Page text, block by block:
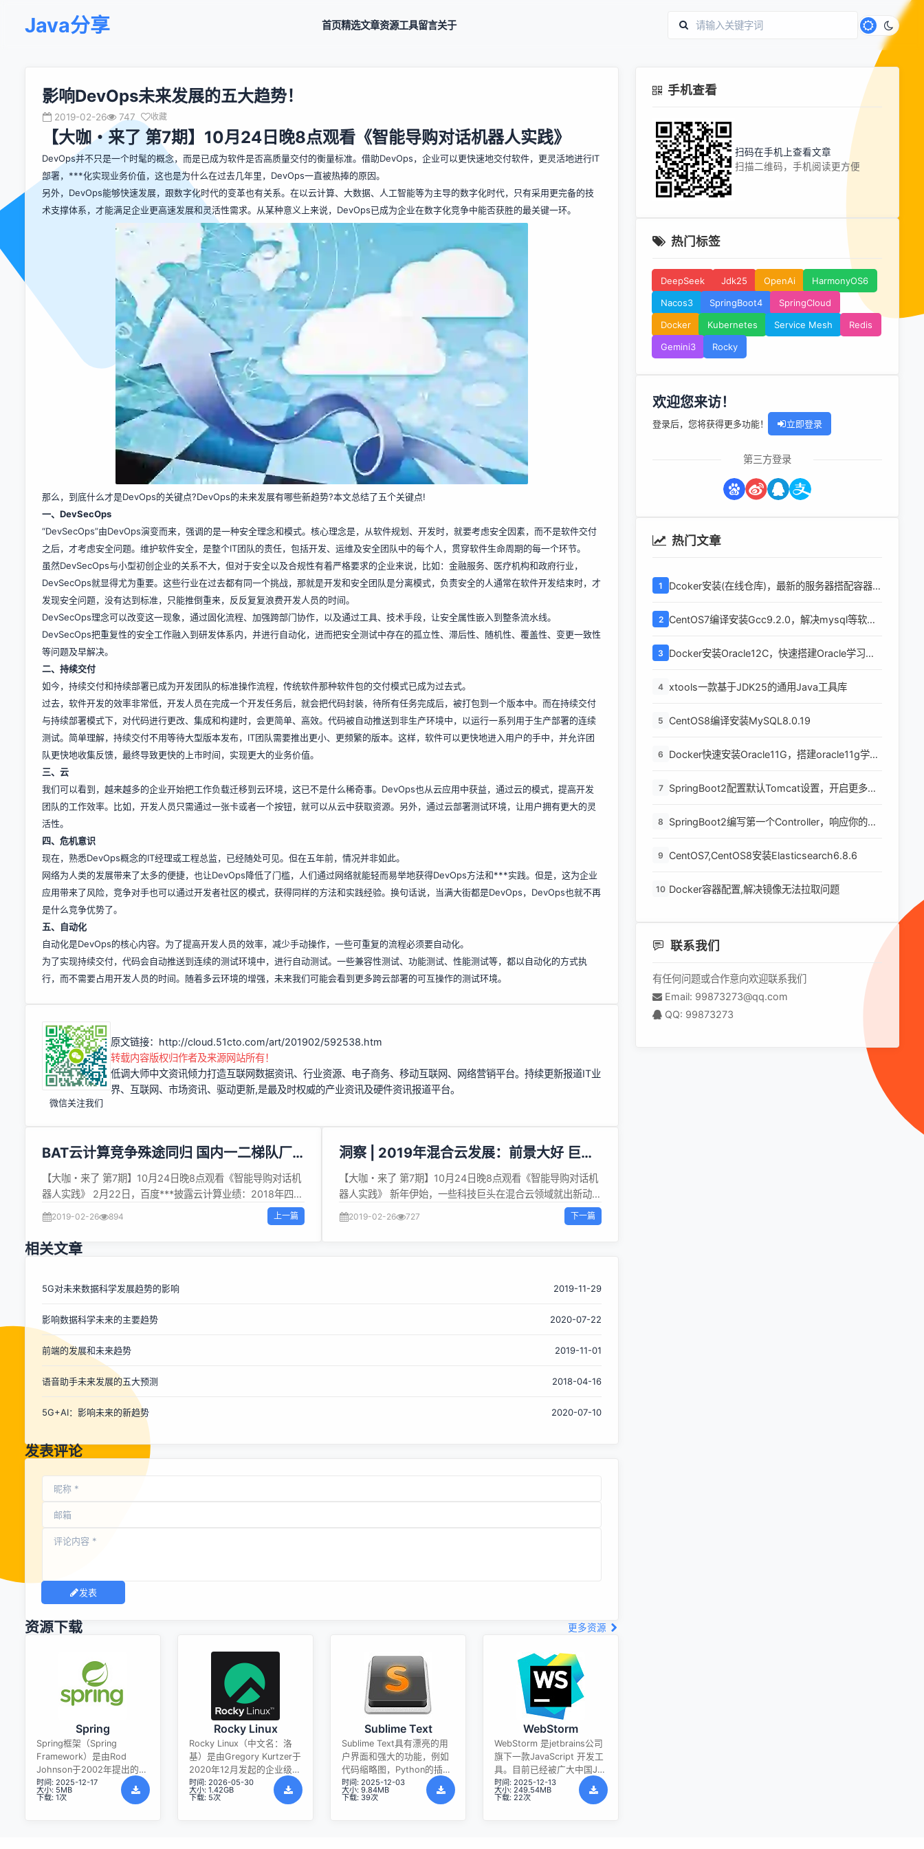
Java分享 首页精选文章资源工具留言关于
影响DevOps未来发展的五大趋势！
2019-02-26 747 收藏
【大咖・来了 第7期】10月24日晚8点观看《智能导购对话机器人实践》
DevOps并不只是一个时髦的概念，而是已成为软件是否高质量交付的衡量标准。借助DevOps，企业可以更快速地交付软件，更灵活地进行IT
部署，***化实现业务价值，这也是为什么在过去几年里，DevOps一直被热捧的原因。
另外，DevOps能够快速发展，跟数字化时代的变革也有关系。在以云计算、大数据、人工智能等为主导的数字化时代，只有采用更完备的技
术支撑体系，才能满足企业更高速发展和灵活性需求。从某种意义上来说，DevOps已成为企业在数字化竞争中能否获胜的最关键一环。
那么，到底什么才是DevOps的关键点?DevOps的未来发展有哪些新趋势?本文总结了五个关键点!
一、DevSecOps
“DevSecOps”由DevOps演变而来，强调的是一种安全理念和模式。核心理念是，从软件规划、开发时，就要考虑安全因素，而不是软件交付
之后，才考虑安全问题。维护软件安全，是整个IT团队的责任，包括开发、运维及安全团队中的每个人，贯穿软件生命周期的每一个环节。
虽然DevSecOps与小型初创企业的关系不大，但对于安全以及合规性有着严格要求的企业来说，比如：金融服务、医疗机构和政府行业，
DevSecOps就显得尤为重要。这些行业在过去都有同一个挑战，那就是开发和安全团队是分离模式，负责安全的人通常在软件开发结束时，才
发现安全问题，没有达到标准，只能推倒重来，反反复复浪费开发人员的时间。
DevSecOps理念可以改变这一现象，通过固化流程、加强跨部门协作，以及通过工具、技术手段，让安全属性嵌入到整条流水线。
DevSecOps把重复性的安全工作融入到研发体系内，并进行自动化，进而把安全测试中存在的孤立性、滞后性、随机性、覆盖性、变更一致性
等问题及早解决。
二、持续交付
如今，持续交付和持续部署已成为开发团队的标准操作流程，传统软件那种软件包的交付模式已成为过去式。
过去，软件开发的效率非常低，开发人员在完成一个开发任务后，就会把代码封装，待所有任务完成后，被打包到一个版本中。而在持续交付
与持续部署模式下，对代码进行更改、集成和构建时，会更简单、高效。代码被自动推送到非生产环境中，以运行一系列用于生产部署的连续
测试。简单理解，持续交付不用等待大型版本发布，IT团队需要推出更小、更频繁的版本。这样，软件可以更快地进入用户的手中，并允许团
队更快地收集反馈，最终导致更快的上市时间，实现更大的业务价值。
三、云
我们可以看到，越来越多的企业开始把工作负载迁移到云环境，这已不是什么稀奇事。DevOps也从云应用中获益，通过云的模式，提高开发
团队的工作效率。比如，开发人员只需通过一张卡或者一个按钮，就可以从云中获取资源。另外，通过云部署测试环境，让用户拥有更大的灵
活性。
四、危机意识
现在，熟悉DevOps概念的IT经理或工程总监，已经随处可见。但在五年前，情况并非如此。
网络为人类的发展带来了太多的便捷，也让DevOps降低了门槛，人们通过网络就能轻而易举地获得DevOps方法和***实践。但是，这为企业
应用带来了风险，竞争对手也可以通过开发者社区的模式，获得同样的方法和实践经验。换句话说，当满大街都是DevOps，DevOps也就不再
是什么竞争优势了。
五、自动化
自动化是DevOps的核心内容。为了提高开发人员的效率，减少手动操作，一些可重复的流程必须要自动化。
为了实现持续交付，代码会自动推送到连续的测试环境中，进行自动测试。一些兼容性测试、功能测试、性能测试等，都以自动化的方式执
行，而不需要占用开发人员的时间。随着多云环境的增强，未来我们可能会看到更多跨云部署的可互操作的测试环境。
微信关注我们
原文链接： http://cloud.51cto.com/art/201902/592538.htm
转载内容版权归作者及来源网站所有！
低调大师中文资讯倾力打造互联网数据资讯、行业资源、电子商务、移动互联网、网络营销平台。持续更新报道IT业
界、互联网、市场资讯、驱动更新,是最及时权威的产业资讯及硬件资讯报道平台。
BAT云计算竞争殊途同归 国内一二梯队厂
商差距明显
【大咖・来了 第7期】10月24日晚8点观看《智能导购对话机
器人实践》 2月22日，百度***披露云计算业绩：2018年四季
度营收11亿元，同比增长超过100%，这让BAT将云计算竞争
摆上了台面。2018年，因为头部企业竞逐产业互联网，云计
算被提到***的战略高度，腾讯、阿里和百度不仅先后调高云
计算架构级别，腾讯和百度还紧随阿里公布了云计算营收。不
服务向上扩张，追赶者腾讯和百度则将技术和服务结合，强调
to B和to C服务结合，百度则更关注于AI。 战况曝光 继阿里
和腾讯之后，百度成为第三家披露云计算营收的头部互联网公
司，2018年四季度百度云计算营收11亿元，同比增长一倍以
上，这给云计算追逐赛提供了又一个量化的参考。 财报数据显
示，阿里云2018年(自然年)三季度营收56.67亿元，同比增长
90%，腾讯2018年前三季度营收超过60亿元。由此估算，阿
里云、腾讯云和百度云很有可能是国内云计算互联网厂商前三
名。 不过，国内云计算一二梯队厂商的差距明显。根据IDC的
市场调研数据，20...
2019-02-26 894 上一篇
洞察 | 2019年混合云发展：前景大好 巨头
混战 SD-WAN成重要推手
【大咖・来了 第7期】10月24日晚8点观看《智能导购对话机
器人实践》 新年伊始，一些科技巨头在混合云领域就出新动
作。近日，IBM在Think 2019大会上宣布推出新的混合云产
品。该产品不仅可以帮助企业无缝地迁移、集成和管理应用程
马逊AWS、微软到阿里巴巴，这些云计算巨头都把混合云市场
有利的市场地位。可以说，混合云已经成为全球大型云服务提
计算的市场规模仅为683亿美元。在政策和各行业人士的共同
年这一数值将突破4000亿美元。 云计算市场，大致可分为公
的云服务提供商，云业务年收入高达近200亿美元，两者之和
2019-02-26 727 下一篇
相关文章
5G对未来数据科学发展趋势的影响 2019-11-29
影响数据科学未来的主要趋势 2020-07-22
前端的发展和未来趋势 2019-11-01
语音助手未来发展的五大预测 2018-04-16
5G+AI：影响未来的新趋势 2020-07-10
发表评论
发表
资源下载 更多资源
Spring
Spring框架（Spring
Framework）是由Rod
Johnson于2002年提出的开
源Java企业级应用框架，旨
在通过使用JavaBean替代传
时间: 2025-12-17
大小: 5MB
下载: 1次
Rocky Linux
Rocky Linux（中文名：洛
基）是由Gregory Kurtzer于
2020年12月发起的企业级
Linux发行版，作为CentOS
稳定版停止维护后与
时间: 2026-05-30
大小: 1.42GB
下载: 5次
Sublime Text
Sublime Text具有漂亮的用
户界面和强大的功能，例如
代码缩略图，Python的插
件，代码段等。还可自定义
键绑定，菜单和工具栏。
时间: 2025-12-03
大小: 9.84MB
下载: 39次
WebStorm
WebStorm 是jetbrains公司
旗下一款JavaScript 开发工
具。目前已经被广大中国JS
开发者誉为“Web前端开发神
器”、“最强大的HTML5编辑
时间: 2025-12-13
大小: 249.54MB
下载: 22次
手机查看
扫码在手机上查看文章
扫描二维码，手机阅读更方便
热门标签
DeepSeek Jdk25 OpenAi
HarmonyOS6
Nacos3
SpringBoot4
SpringCloud
Docker
Kubernetes Service Mesh
Redis
Gemini3
Rocky
欢迎您来访！
登录后，您将获得更多功能！ 立即登录
第三方登录
热门文章
1
Dcoker安装(在线仓库)，最新的服务器搭配容器使
2
CentOS7编译安装Gcc9.2.0，解决mysql等软件
3
Docker安装Oracle12C，快速搭建Oracle学习环
4 xtools一款基于JDK25的通用Java工具库
5 CentOS8编译安装MySQL8.0.19
6
Docker快速安装Oracle11G，搭建oracle11g学习
7
SpringBoot2配置默认Tomcat设置，开启更多高
8
SpringBoot2编写第一个Controller，响应你的
9 CentOS7,CentOS8安装Elasticsearch6.8.6
10 Docker容器配置,解决镜像无法拉取问题
联系我们
有任何问题或合作意向欢迎联系我们
Email: 99873273@qq.com
QQ: 99873273